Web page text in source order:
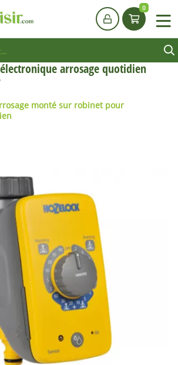
arrosage quotidien
monté sur robinet pour
0